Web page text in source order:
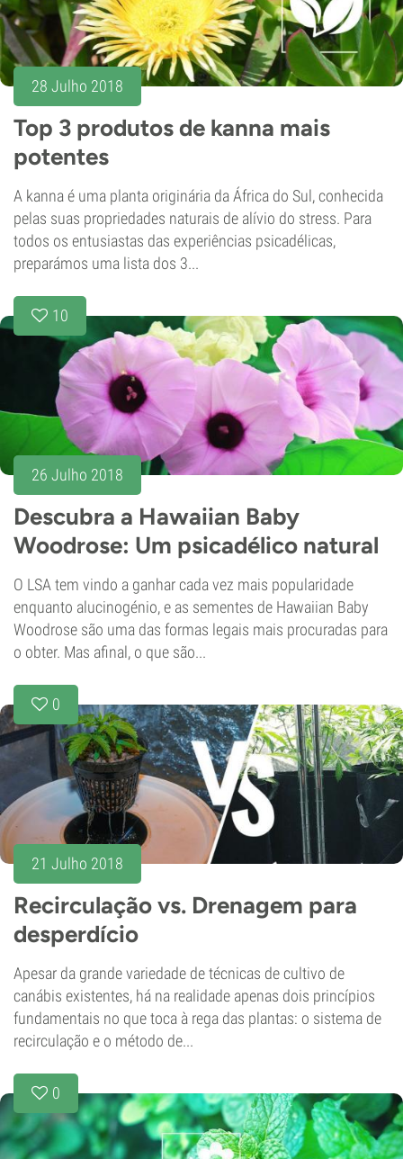
28 Julho 2018
Top 3 produtos de kanna mais
potentes
A kanna é uma planta originária da África do Sul, conhecida
pelas suas propriedades naturais de alívio do stress. Para
todos os entusiastas das experiências psicadélicas,
preparámos uma lista dos 3...
10
26 Julho 2018
Descubra a Hawaiian Baby
Woodrose: Um psicadélico natural
O LSA tem vindo a ganhar cada vez mais popularidade
enquanto alucinogénio, e as sementes de Hawaiian Baby
Woodrose são uma das formas legais mais procuradas para
o obter. Mas afinal, o que são...
0
21 Julho 2018
Recirculação vs. Drenagem para
desperdício
Apesar da grande variedade de técnicas de cultivo de
canábis existentes, há na realidade apenas dois princípios
fundamentais no que toca à rega das plantas: o sistema de
recirculação e o método de...
0